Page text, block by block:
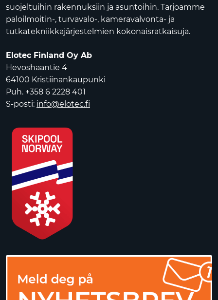
suojeltuihin rakennuksiin ja asuntoihin. Tarjoamme
paloilmoitin-, turvavalo-, kameravalvonta- ja
tutkatekniikkajärjestelmien kokonaisratkaisuja.
Elotec Finland Oy Ab
Hevoshaantie 4
64100 Kristiinankaupunki
Puh. +358 6 2228 401
S-posti: info@elotec.fi